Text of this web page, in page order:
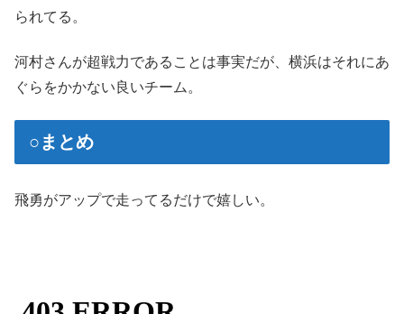
られてる。
河村さんが超戦力であることは事実だが、横浜はそれにあ
ぐらをかかない良いチーム。
○まとめ
飛勇がアップで走ってるだけで嬉しい。